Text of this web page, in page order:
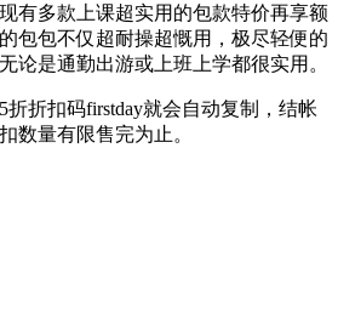
有多款上课超实用的包款特价再享额
包包不仅超耐操超慨用，极尽轻便的
论是通勤出游或上班上学都很实用。
折折扣码firstday就会自动复制，结帐
数量有限售完为止。